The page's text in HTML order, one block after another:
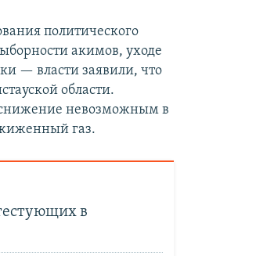
политического
акимов, уходе
— власти заявили, что
области.
невозможным в
газ.
в